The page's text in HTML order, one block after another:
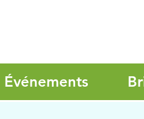
Événements